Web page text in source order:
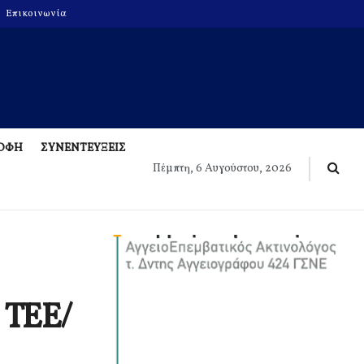
Επικοινωνία
ΣΥΝΕΝΤΕΥΞΕΙΣ
Πέμπτη, 6 Αυγούστου, 2026
ΤΕΕ/